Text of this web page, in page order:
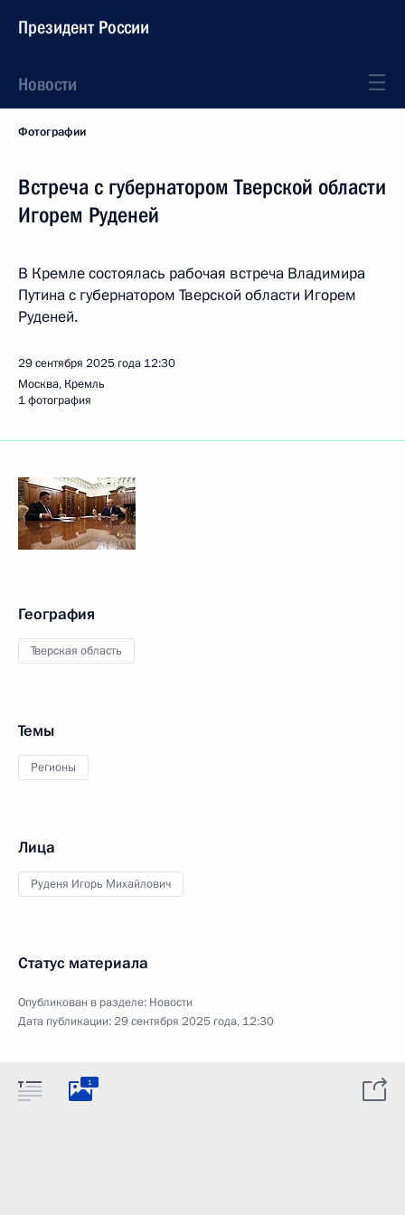
Президент России
Новости
Фотографии
Встреча с губернатором Тверской области
Игорем Руденей
В Кремле состоялась рабочая встреча Владимира
Путина с губернатором Тверской области Игорем
Руденей.
29 сентября 2025 года 12:30
Москва, Кремль
1 фотография
География
Тверская область
Темы
Регионы
Лица
Руденя Игорь Михайлович
Статус материала
Опубликован в разделе: Новости
Дата публикации:29 сентября 2025 года, 12:30
1